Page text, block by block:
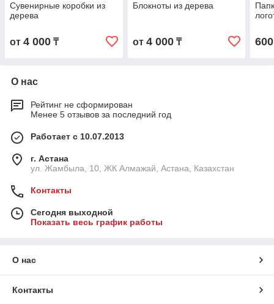
Сувенирные коробки из
дерева
от 4 000 ₸
Блокноты из дерева
от 4 000₸ 600
О нас
Рейтинг не сформирован
Менее 5 отзывов за последний год
Работает с 10.07.2013
г. Астана
ул. Жамбыла, 10, ЖК Алмажай, Астана, Казахстан
Контакты
Сегодня выходной
Показать весь график работы
О нас
Контакты